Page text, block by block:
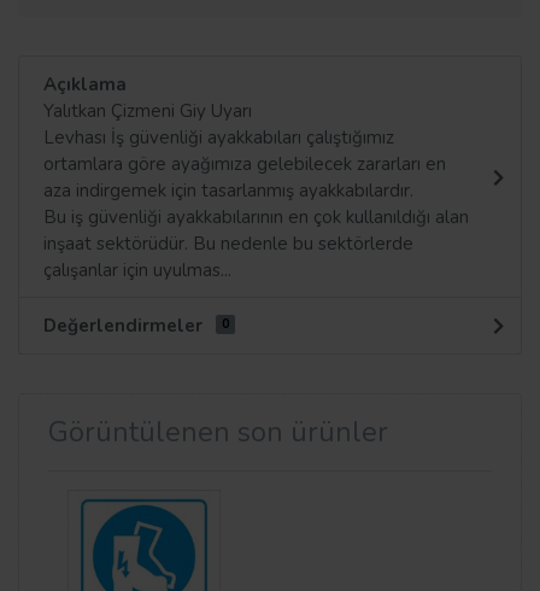
Açıklama
Yalıtkan Çizmeni Giy Uyarı
Levhası İş güvenliği ayakkabıları çalıştığımız
ortamlara göre ayağımıza gelebilecek zararları en
aza indirgemek için tasarlanmış ayakkabılardır.
Bu iş güvenliği ayakkabılarının en çok kullanıldığı alan
inşaat sektörüdür. Bu nedenle bu sektörlerde
çalışanlar için uyulmas...
Değerlendirmeler 0
Görüntülenen son ürünler